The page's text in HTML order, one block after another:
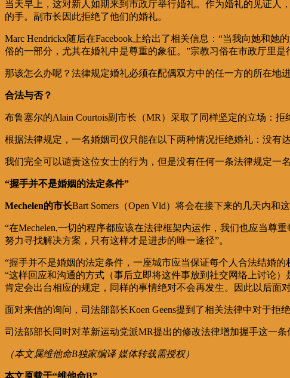
当天早上，这对新人如期来到市政厅举行婚礼。作为婚礼的见证人
的手。副市长因此拒绝了他们的婚礼。
Marc Hendrickx随后在Facebook 上给出了相关信息：“当我向她和她
俗的一部分，尤其在婚礼中是尊重的象征。”宗教习俗在市政厅里
那该怎么办呢？法律规定婚礼必须在配偶双方中的任一方的所在地
合法与否？
布鲁塞尔的Alain Courtois副市长（MR ）采取了同样坚定的立场：拒
根据法律规定，一名婚姻司仪只能在以下两种情况拒绝婚礼：没有
我们完全可以谴责这位女士的行为，但是没有任何一条法律规定一
“握手并不是婚姻的法定条件”
Mechelen的市长Bart Somers （Open Vld）将会在接下来的几天内和
“在Mechelen,一切的程序都应该在法律框架内运作，我们也应当尊
努力寻找解决方案，只有这样才是进步的唯一途径”。
“握手并不是婚姻的法定条件，一座城市应当保证每个人合法结婚的
“这样回应和沟通的方式（事后立即将这件事放到社交网络上讨论
肯定会出台相应的规定，同样的事情绝对不会再发生。因此以后面
面对来信的询问，司法部部长Koen Geens提到了相关法律中对于拒
司法部部长同时对革新运动党派MR提出的修改法律增加握手这一条
（本文属维他命B独家编译 媒体转载需授权）
本文原载于“维他命B”